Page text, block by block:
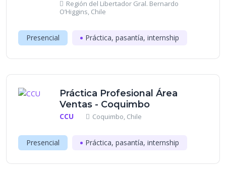
Región del Libertador Gral. Bernardo
O’Higgins, Chile
Presencial Práctica, pasantía, internship
Práctica Profesional Área
Ventas - Coquimbo
CCU Coquimbo, Chile
Presencial Práctica, pasantía, internship